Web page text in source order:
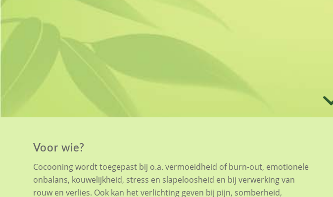
Voor wie?
Cocooning wordt toegepast bij o.a. vermoeidheid of burn-out, emotionele
onbalans, kouwelijkheid, stress en slapeloosheid en bij verwerking van
rouw en verlies. Ook kan het verlichting geven bij pijn, somberheid,